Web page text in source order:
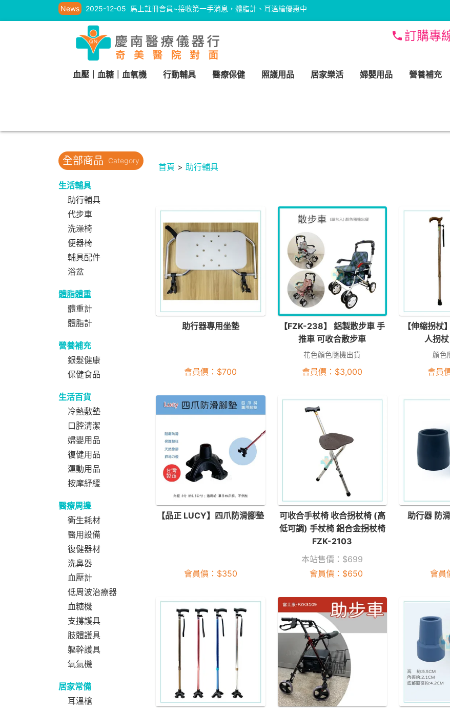
News 2025-12-05 馬上註冊會員~接收第一手消息，體脂計、耳溫槍優惠中
訂購專
血壓｜血糖｜血氧機 行動輔具 醫療保健 照護用品 居家樂活 婦嬰用品 營養補充
全部商品 Category
生活輔具
助行輔具
代步車
洗澡椅
便器椅
輔具配件
浴盆
體脂體重
體重計
體脂計
營養補充
銀髮健康
保健食品
生活百貨
冷熱敷墊
口腔清潔
婦嬰用品
復健用品
運動用品
按摩紓緩
醫療周邊
衛生耗材
醫用設備
復健器材
洗鼻器
血壓計
低周波治療器
血糖機
支撐護具
肢體護具
軀幹護具
氧氣機
居家常備
耳溫槍
首頁 > 助行輔具
助行器專用坐墊
會員價： $700
【FZK-238】 鋁製散步車 手
推車 可收合散步車
花色顏色隨機出貨
會員價： $3,000
【伸縮拐杖
人拐
顏色
會員
【品正 LUCY】四爪防滑腳墊
會員價： $350
可收合手杖椅 收合拐杖椅 (高
低可調) 手杖椅 鋁合金拐杖椅
FZK-2103
本站售價： $699
會員價： $650
助行器 防
會員